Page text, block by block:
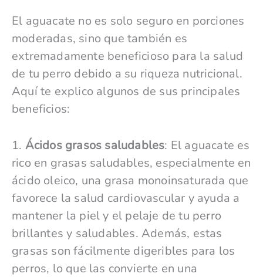
El aguacate no es solo seguro en porciones
moderadas, sino que también es
extremadamente beneficioso para la salud
de tu perro debido a su riqueza nutricional.
Aquí te explico algunos de sus principales
beneficios:
1. Ácidos grasos saludables: El aguacate es
rico en grasas saludables, especialmente en
ácido oleico, una grasa monoinsaturada que
favorece la salud cardiovascular y ayuda a
mantener la piel y el pelaje de tu perro
brillantes y saludables. Además, estas
grasas son fácilmente digeribles para los
perros, lo que las convierte en una